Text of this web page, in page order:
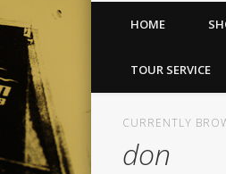
HOME
TOUR SERVICE
CURRENTLY
don